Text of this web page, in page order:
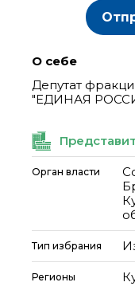
О себе
Депутат
"ЕДИНАЯ
Орган власти
Тип избрания
Регионы